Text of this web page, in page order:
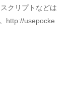
クリプトなどは
http://usepocke